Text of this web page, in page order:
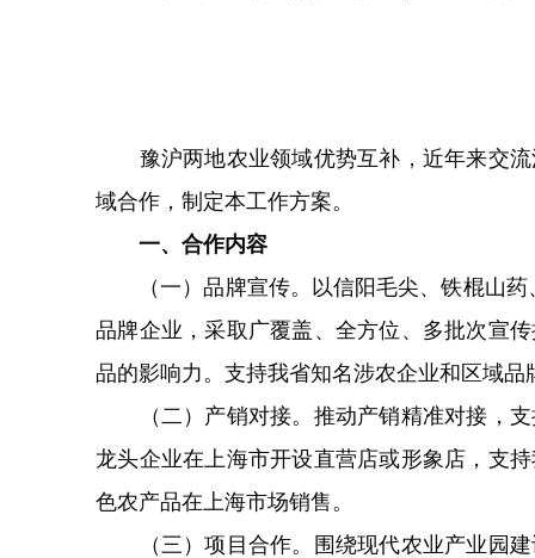
豫沪两地农业领域优势互补，近年来交流
域合作，制定本工作方案。
一、合作内容
（一）品牌宣传。以信阳毛尖、铁棍山药
品牌企业，采取广覆盖、全方位、多批次宣
品的影响力。支持我省知名涉农企业和区域
（二）产销对接。推动产销精准对接，支
龙头企业在上海市开设直营店或形象店，支
色农产品在上海市场销售。
（三）项目合作。围绕现代农业产业园建